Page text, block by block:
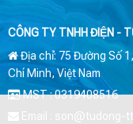
CÔNG TY TNHH ĐIỆN -
Địa chỉ: 75 Đường Số
Chí Minh, Việt Nam
MST : 0319408516
Email : son@tudong-